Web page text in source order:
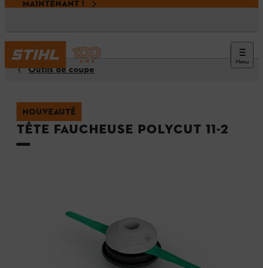
MAINTENANT !
Menu
Outils de coupe
NOUVEAUTÉ
Tête faucheuse PolyCut 11-2